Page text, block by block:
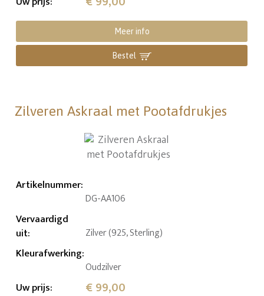
Meer info
Bestel
Zilveren Askraal met Pootafdrukjes
Artikelnummer:
DG-AA106
Vervaardigd
uit: Zilver (925, Sterling)
Kleurafwerking:
Oudzilver
Uw prijs: € 99,00